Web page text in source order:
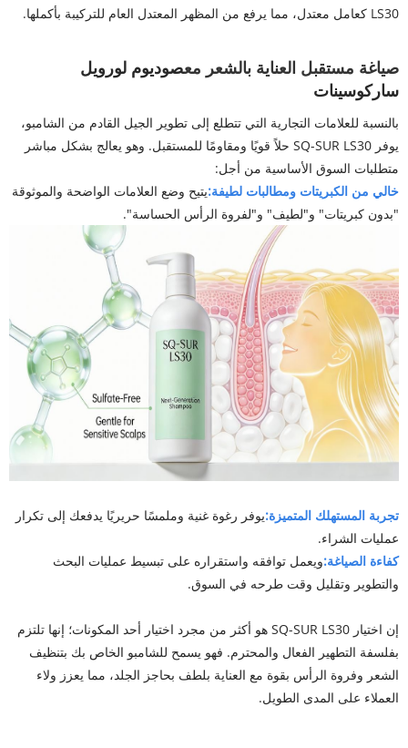
LS30 كعامل معتدل، مما يرفع من المظهر المعتدل العام للتركيبة بأكملها.
صياغة مستقبل العناية بالشعر معصوديوم لورويل
ساركوسينات
بالنسبة للعلامات التجارية التي تتطلع إلى تطوير الجيل القادم من الشامبو،
يوفر SQ-SUR LS30 حلاً قويًا ومقاومًا للمستقبل. وهو يعالج بشكل مباشر
متطلبات السوق الأساسية من أجل:
خالي من الكبريتات ومطالبات لطيفة:يتيح وضع العلامات الواضحة والموثوقة
"بدون كبريتات" و"لطيف" و"لفروة الرأس الحساسة".
تجربة المستهلك المتميزة:يوفر رغوة غنية وملمسًا حريريًا يدفعك إلى تكرار
عمليات الشراء.
كفاءة الصياغة:ويعمل توافقه واستقراره على تبسيط عمليات البحث
والتطوير وتقليل وقت طرحه في السوق.
إن اختيار SQ-SUR LS30 هو أكثر من مجرد اختيار أحد المكونات؛ إنها تلتزم
بفلسفة التطهير الفعال والمحترم. فهو يسمح للشامبو الخاص بك بتنظيف
الشعر وفروة الرأس بقوة مع العناية بلطف بحاجز الجلد، مما يعزز ولاء
العملاء على المدى الطويل.